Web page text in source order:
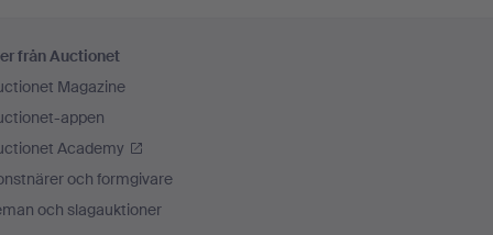
från Auctionet
Magazine
appen
Academy
och formgivare
och slagauktioner